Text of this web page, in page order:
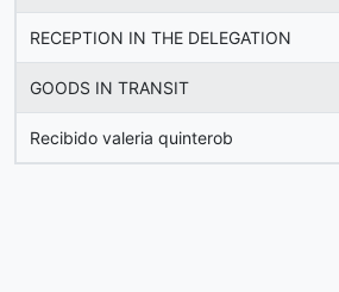
RECEPTION IN THE DELEGATION
GOODS IN TRANSIT
Recibido valeria quinterob